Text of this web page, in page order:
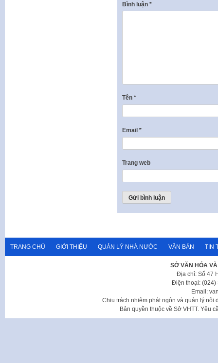
Bình luận *
Tên *
Email *
Trang web
TRANG CHỦ GIỚI THIỆU QUẢN LÝ NHÀ NƯỚC VĂN BẢN TIN
SỞ VĂN HÓA
Địa chỉ: Số 47
Điện thoại: (024)
Email:
Chịu trách nhiệm phát ngôn và quản lý nội
Bản quyền thuộc về Sở VHTT. Yêu